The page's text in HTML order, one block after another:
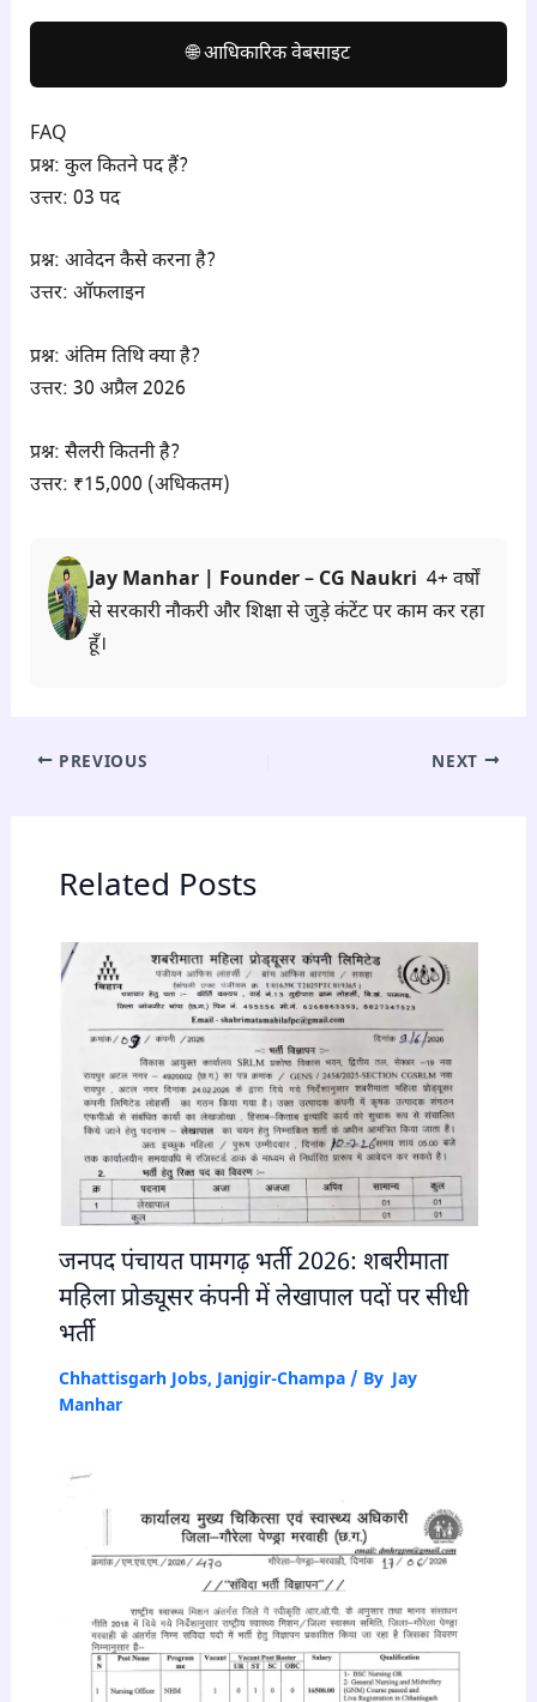
🌐 आधिकारिक वेबसाइट
FAQ
प्रश्न: कुल कितने पद हैं?
उत्तर: 03 पद
प्रश्न: आवेदन कैसे करना है?
उत्तर: ऑफलाइन
प्रश्न: अंतिम तिथि क्या है?
उत्तर: 30 अप्रैल 2026
प्रश्न: सैलरी कितनी है?
उत्तर: ₹15,000 (अधिकतम)
Jay Manhar | Founder – CG Naukri4+ वर्षों
से सरकारी नौकरी और शिक्षा से जुड़े कंटेंट पर काम कर रहा
हूँ।
PREVIOUS NEXT
Related Posts
जनपद पंचायत पामगढ़ भर्ती 2026: शबरीमाता
महिला प्रोड्यूसर कंपनी में लेखापाल पदों पर सीधी
भर्ती
Chhattisgarh Jobs, Janjgir-Champa/ By Jay
Manhar